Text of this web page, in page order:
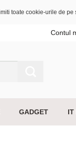
toate cookie-urile de
Contul
GADGET IT